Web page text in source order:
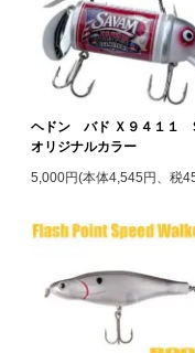
ヘドン バド Ｘ９４１１
オリジナルカラー
5,000円(本体4,545円、税